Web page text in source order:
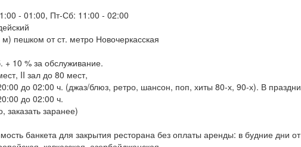
- 01:00, Пт-Сб: 11:00 - 02:00
пешком от ст. метро Новочеркасская
+ 10 % за обслуживание.
II зал до 80 мест,
до 02:00 ч. (джаз/блюз, ретро, шансон, поп, хиты 80-х, 90-х). В
до 02:00 ч.
заказать заранее)
банкета для закрытия ресторана без оплаты аренды: в будние дни